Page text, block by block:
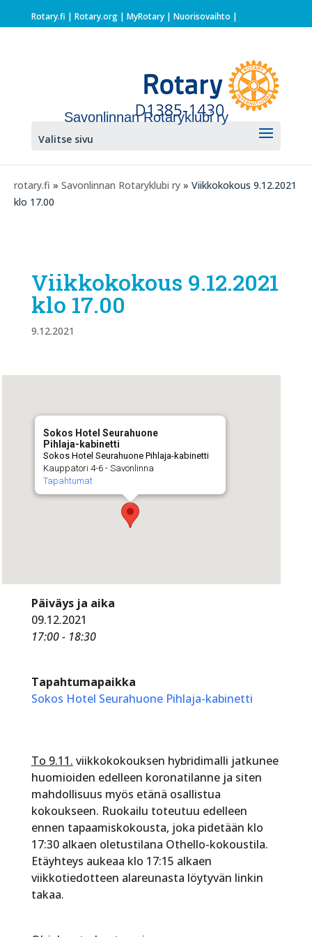
Rotary.fi | Rotary.org| MyRotary | Nuorisovaihto |
Savonlinnan Rotaryklubi ry
Valitse sivu
rotary.fi » Savonlinnan Rotaryklubi ry » Viikkokokous 9.12.2021
klo 17.00
Viikkokokous 9.12.2021
klo 17.00
9.12.2021
Sokos Hotel Seurahuone
Pihlaja-kabinetti
Sokos Hotel Seurahuone Pihlaja-kabinetti
Kauppatori 4-6 - Savonlinna
Tapahtumat
Päiväys ja aika
09.12.2021
17:00 - 18:30
Tapahtumapaikka
Sokos Hotel Seurahuone Pihlaja-kabinetti
To 9.11. viikkokokouksen hybridimalli jatkunee
huomioiden edelleen koronatilanne ja siten
mahdollisuus myös etänä osallistua
kokoukseen. Ruokailu toteutuu edelleen
ennen tapaamiskokousta, joka pidetään klo
17:30 alkaen oletustilana Othello-kokoustila.
Etäyhteys aukeaa klo 17:15 alkaen
viikkotiedotteen alareunasta löytyvän linkin
takaa.